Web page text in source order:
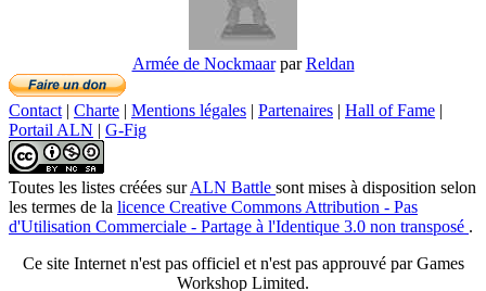
Armée de NockmaarparReldan
Contact | Charte | Mentions légales | Partenaires | Hall of Fame |
Portail ALN | G-Fig
Toutes les listes créées surALN Battle sont mises à disposition selon
les termes de la licence Creative Commons Attribution - Pas
d'Utilisation Commerciale - Partage à l'Identique 3.0 non transposé .
Ce site Internet n'est pas officiel et n'est pas approuvé par Games
Workshop Limited.